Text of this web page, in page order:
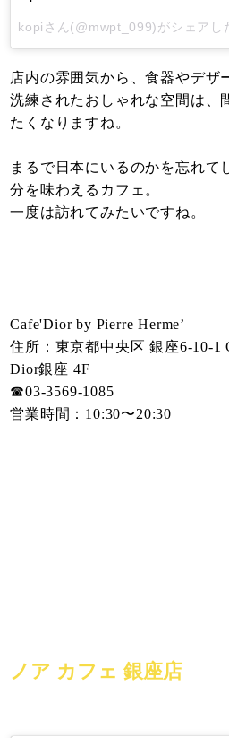
kopi さん(@mwpt_099)がシェアし
店内の雰囲気から、食器やデザ
洗練されたおしゃれな空間は、
たくなりますね。
まるで日本にいるのかを忘れて
分を味わえるカフェ。
一度は訪れてみたいですね。
Cafe'Dior by Pierre Herme’
住所：東京都中央区 銀座6-10-1
Dior銀座 4F
☎︎03-3569-1085
営業時間：10:30〜20:30
ノア カフェ 銀座店